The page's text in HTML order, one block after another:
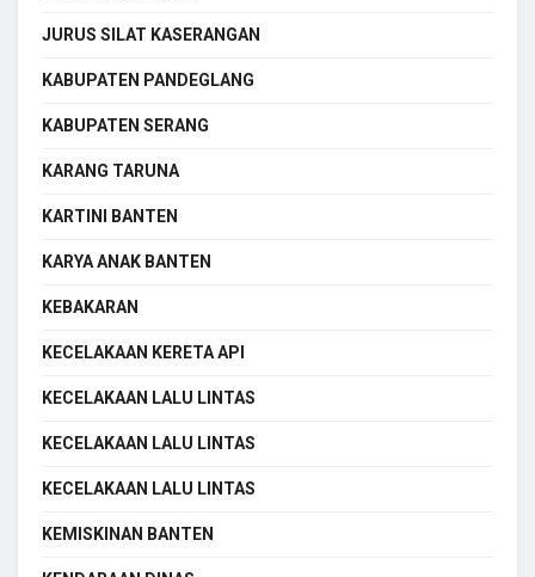
JURUS SILAT KASERANGAN
KABUPATEN PANDEGLANG
KABUPATEN SERANG
KARANG TARUNA
KARTINI BANTEN
KARYA ANAK BANTEN
KEBAKARAN
KECELAKAAN KERETA API
KECELAKAAN LALU LINTAS
KECELAKAAN LALU LINTAS
KECELAKAAN LALU LINTAS
KEMISKINAN BANTEN